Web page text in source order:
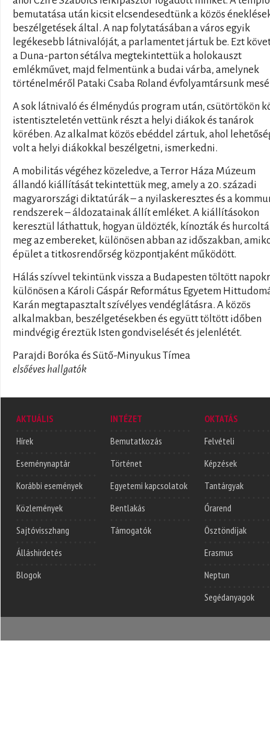
bemutatása után kicsit elcsendesedtünk a közös
beszélgetések által. A nap folytatásában a város egyik
legékesebb látnivalóját, a parlamentet jártuk be. Ezt
a Duna-parton sétálva megtekintettük a holokauszt
emlékművet, majd felmentünk a budai várba, amelynek
történelméről Pataki Csaba Roland évfolyamtársunk
A sok látnivaló és élménydús program után, csütörtökön
istentiszteletén vettünk részt a helyi diákok és tanárok
körében. Az alkalmat közös ebéddel zártuk, ahol
volt a helyi diákokkal beszélgetni, ismerkedni.
A mobilitás végéhez közeledve, a Terror Háza Múzeum
állandó kiállítását tekintettük meg, amely a 20. századi
magyarországi diktatúrák – a nyilaskeresztes és a
rendszerek – áldozatainak állít emléket. A kiállításokon
keresztül láthattuk, hogyan üldözték, kínozták és
meg az embereket, különösen abban az időszakban,
épület a titkosrendőrség központjaként működött.
Hálás szívvel tekintünk vissza a Budapesten töltött
különösen a Károli Gáspár Református Egyetem
Karán megtapasztalt szívélyes vendéglátásra. A közös
alkalmakban, beszélgetésekben és együtt töltött időben
mindvégig éreztük Isten gondviselését és jelenlétét.
Parajdi Boróka és Sütő-Minyukus Tímea
elsőéves hallgatók
AKTUÁLIS
Hírek
Eseménynaptár
Korábbi események
Közlemények
Sajtóvisszhang
Álláshirdetés
Blogok
INTÉZET
Bemutatkozás
Történet
Egyetemi kapcsolatok
Bentlakás
Támogatók
OKTATÁS
Felvételi
Képzések
Tantárgyak
Órarend
Ösztöndíjak
Erasmus
Neptun
Segédanyagok